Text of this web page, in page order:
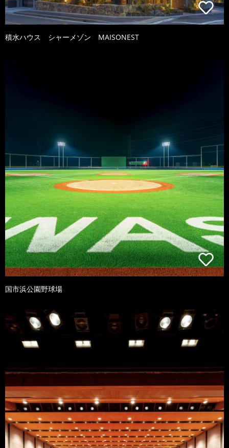
積水ハウス シャーメゾン MAISONEST
国市浜公園野球場